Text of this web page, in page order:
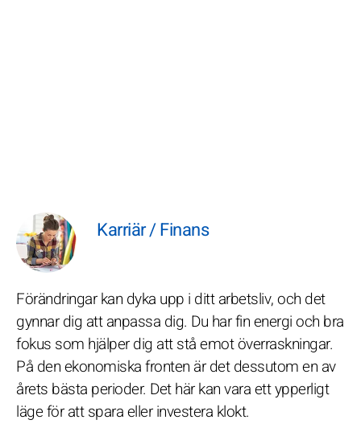
Karriär / Finans
Förändringar kan dyka upp i ditt arbetsliv, och det
gynnar dig att anpassa dig. Du har fin energi och bra
fokus som hjälper dig att stå emot överraskningar.
På den ekonomiska fronten är det dessutom en av
årets bästa perioder. Det här kan vara ett ypperligt
läge för att spara eller investera klokt.